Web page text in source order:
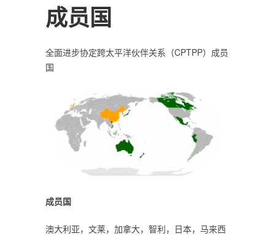
成员国
全面进步协定跨太平洋伙伴关系（CPTPP）成员
国
成员国
澳大利亚，文莱，加拿大，智利，日本，马来西